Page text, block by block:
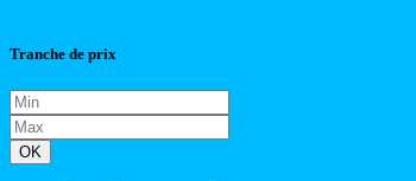
Tranche de prix
OK